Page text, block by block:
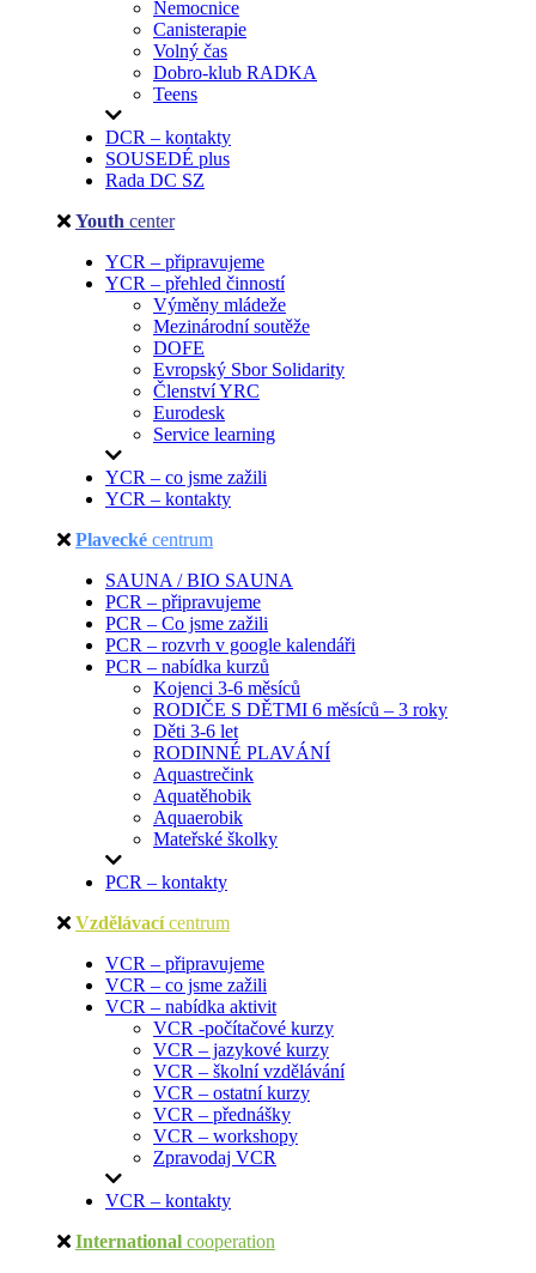
Nemocnice
Canisterapie
Volný čas
Dobro-klub RADKA
Teens
DCR – kontakty
SOUSEDÉ plus
Rada DC SZ
Youth center
YCR – připravujeme
YCR – přehled činností
Výměny mládeže
Mezinárodní soutěže
DOFE
Evropský Sbor Solidarity
Členství YRC
Eurodesk
Service learning
YCR – co jsme zažili
YCR – kontakty
Plavecké centrum
SAUNA / BIO SAUNA
PCR – připravujeme
PCR – Co jsme zažili
PCR – rozvrh v google kalendáři
PCR – nabídka kurzů
Kojenci 3-6 měsíců
RODIČE S DĚTMI 6 měsíců – 3 roky
Děti 3-6 let
RODINNÉ PLAVÁNÍ
Aquastrečink
Aquatěhobik
Aquaerobik
Mateřské školky
PCR – kontakty
Vzdělávací centrum
VCR – připravujeme
VCR – co jsme zažili
VCR – nabídka aktivit
VCR -počítačové kurzy
VCR – jazykové kurzy
VCR – školní vzdělávání
VCR – ostatní kurzy
VCR – přednášky
VCR – workshopy
Zpravodaj VCR
VCR – kontakty
International cooperation